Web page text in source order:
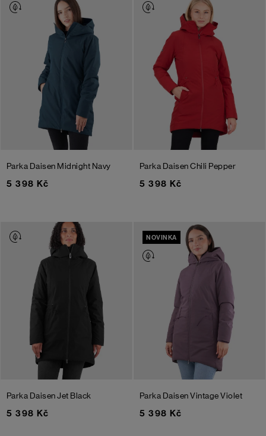
Parka Daisen Midnight Navy
5 398 Kč
Parka DaisenChili Pepper
5 398 Kč
Parka DaisenJet Black
5 398 Kč
NOVINKA
Parka DaisenVintage Violet
5 398 Kč